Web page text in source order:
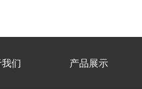
们 产品展示